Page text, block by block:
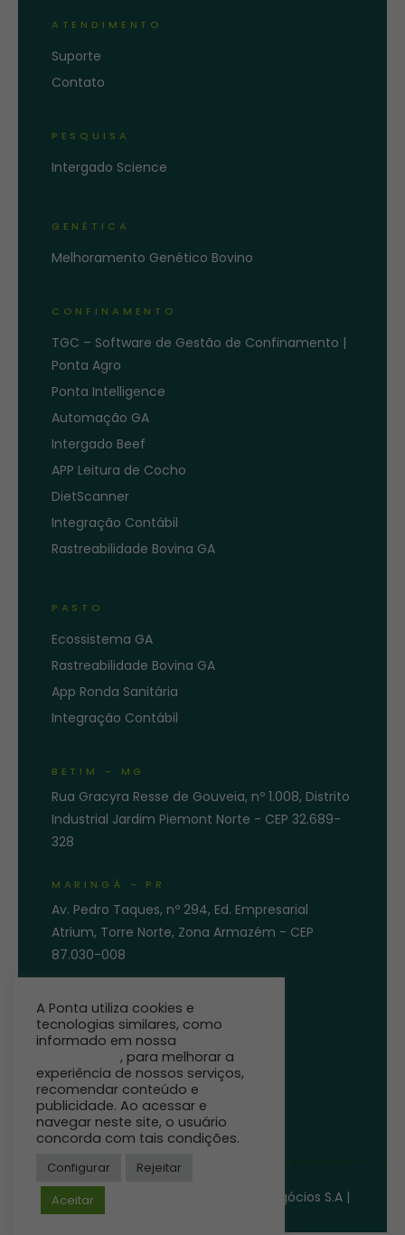
ATENDIMENTO
Suporte
Contato
PESQUISA
Intergado Science
GENÉTICA
Melhoramento Genético Bovino
CONFINAMENTO
TGC – Software de Gestão de Confinamento |
Ponta Agro
Ponta Intelligence
Automação GA
Intergado Beef
APP Leitura de Cocho
DietScanner
Integração Contábil
Rastreabilidade Bovina GA
PASTO
Ecossistema GA
Rastreabilidade Bovina GA
App Ronda Sanitária
Integração Contábil
BETIM - MG
Rua Gracyra Resse de Gouveia, nº 1.008, Distrito
Industrial Jardim Piemont Norte - CEP 32.689-
328
MARINGÁ - PR
Av. Pedro Taques, nº 294, Ed. Empresarial
Atrium, Torre Norte, Zona Armazém - CEP
87.030-008
©Ponta Agro. Direitos reservados
Pro-eficiência Solução para Agronegócios S.A |
A Ponta utiliza cookies e
tecnologias similares, como
informado em nossa
, para melhorar a
experiência de nossos serviços,
recomendar conteúdo e
publicidade. Ao acessar e
navegar neste site, o usuário
concorda com tais condições.
Configurar
Rejeitar
Aceitar